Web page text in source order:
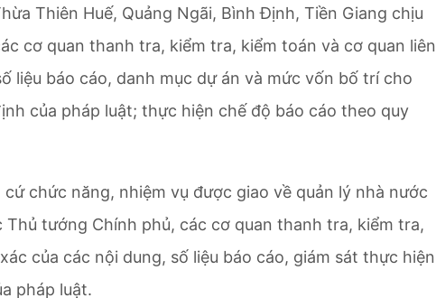
Thiên Huế, Quảng Ngãi, Bình Định, Tiền Giang chịu
cơ quan thanh tra, kiểm tra, kiểm toán và cơ quan liên
liệu báo cáo, danh mục dự án và mức vốn bố trí cho
của pháp luật; thực hiện chế độ báo cáo theo quy
chức năng, nhiệm vụ được giao về quản lý nhà nước
tướng Chính phủ, các cơ quan thanh tra, kiểm tra,
của các nội dung, số liệu báo cáo, giám sát thực hiện
pháp luật.